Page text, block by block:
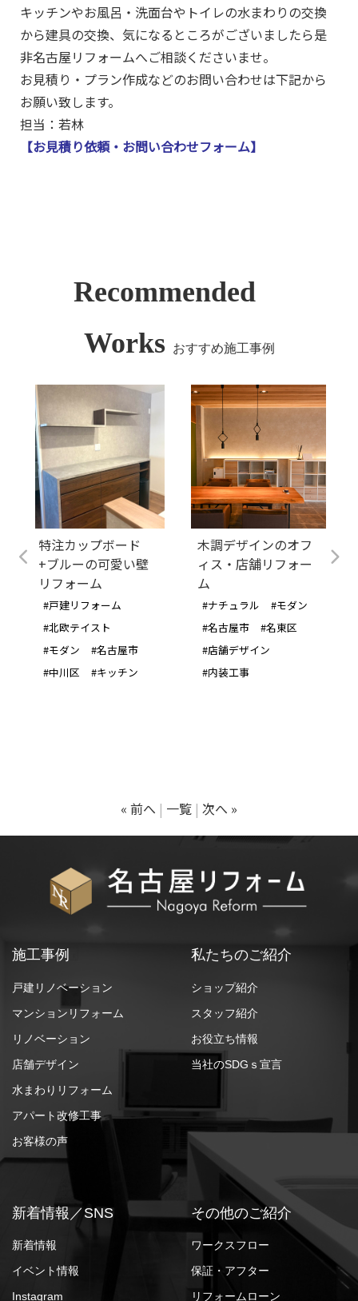
キッチンやお風呂・洗面台やトイレの水まわりの交換
から建具の交換、気になるところがございましたら是
非名古屋リフォームへご相談くださいませ。
お見積り・プラン作成などのお問い合わせは下記から
お願い致します。
担当：若林
【お見積り依頼・お問い合わせフォーム】
Recommended
Works
おすすめ施工事例
特注カップボード
+ブルーの可愛い壁
リフォーム
#戸建リフォーム
#北欧テイスト
#モダン
#名古屋市
#中川区
#キッチン
木調デザインのオフ
ィス・店舗リフォー
ム
#ナチュラル
#モダン
#名古屋市
#名東区
#店舗デザイン
#内装工事
« 前へ 一覧 次へ »
施工事例
戸建リノベーション
マンションリフォーム
リノベーション
店舗デザイン
水まわりリフォーム
アパート改修工事
お客様の声
私たちのご紹介
ショップ紹介
スタッフ紹介
お役立ち情報
当社のSDGｓ宣言
新着情報／SNS
新着情報
イベント情報
Instagram
その他のご紹介
ワークスフロー
保証・アフター
リフォームローン